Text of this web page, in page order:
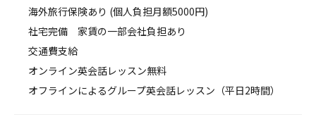
海外旅行保険あり (個人負担月額5000円)
社宅完備 家賃の一部会社負担あり
交通費支給
オンライン英会話レッスン無料
オフラインによるグループ英会話レッスン（平日2時間）